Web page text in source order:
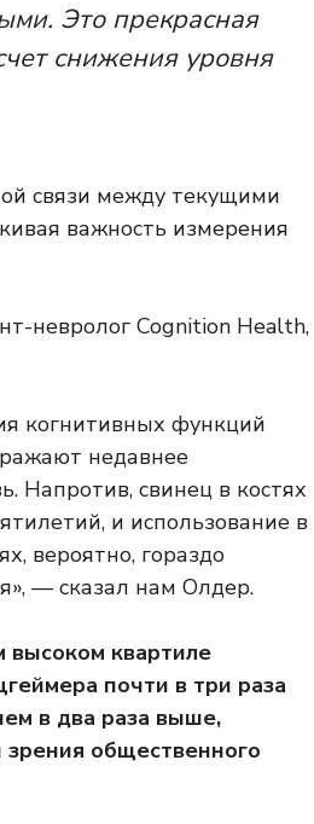
Это прекрасная
снижения уровня
связи между текущими
важность измерения
невролог Cognition Health,
когнитивных функций
недавнее
Напротив, свинец в костях
и использование в
вероятно, гораздо
— сказал нам Олдер.
высоком квартиле
почти в три раза
в два раза выше,
общественного